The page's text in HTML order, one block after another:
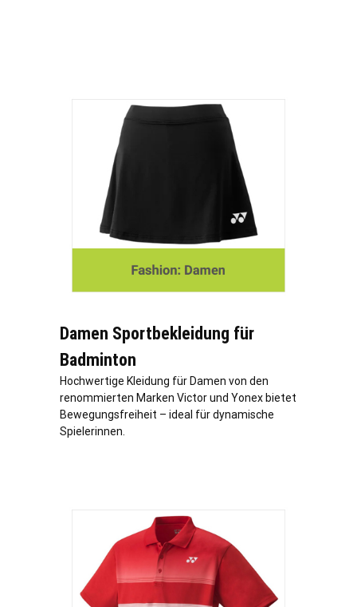
Damen Sportbekleidung für
Badminton
Hochwertige Kleidung für Damen von den
renommierten Marken Victor und Yonex bietet
Bewegungsfreiheit – ideal für dynamische
Spielerinnen.